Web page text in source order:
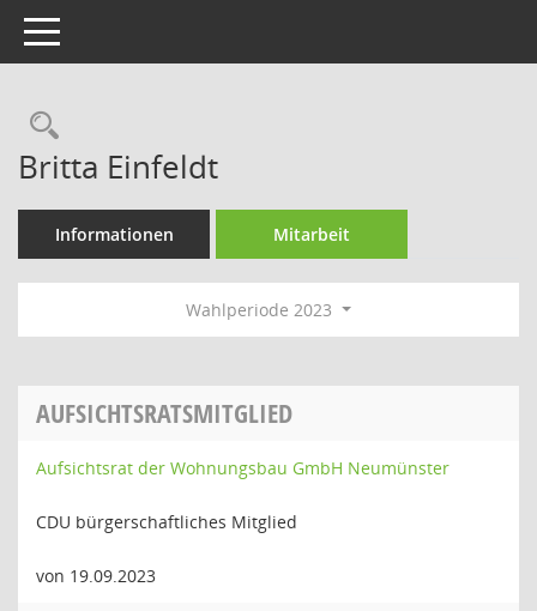
Toggle navigation
Rechercheauswahl
Britta Einfeldt
Informationen Mitarbeit
Wahlperiode 2023
AUFSICHTSRATSMITGLIED
Aufsichtsrat der Wohnungsbau GmbH Neumünster
CDU bürgerschaftliches Mitglied
von 19.09.2023